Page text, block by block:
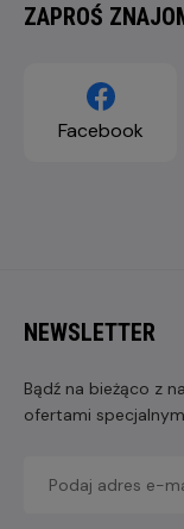
ZAPROŚ
Facebook
NEWSLETTER
Bądź na bieżąco z
ofertami